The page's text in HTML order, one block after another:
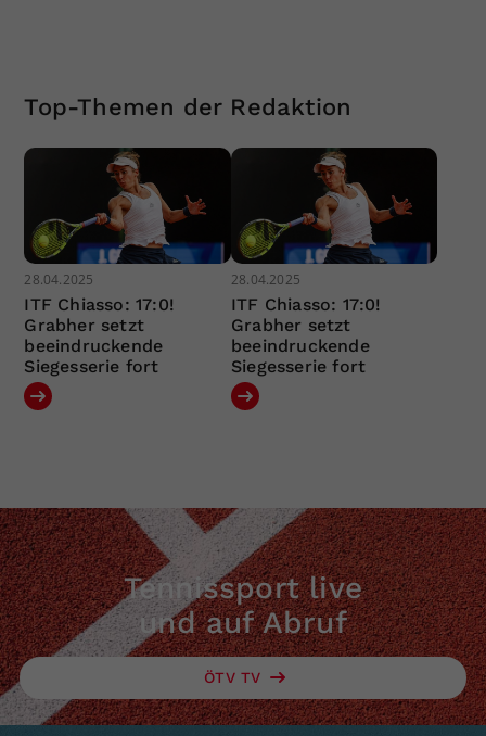
Top-Themen der Redaktion
28.04.2025
ITF Chiasso: 17:0!
Grabher setzt
beeindruckende
Siegesserie fort
28.04.2025
ITF Chiasso: 17:0!
Grabher setzt
beeindruckende
Siegesserie fort
Tennissport live
und auf Abruf
ÖTV TV